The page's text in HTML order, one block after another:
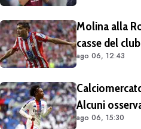
Molina alla
casse del club
ago 06, 12:43
Alcuni
match di
ago 06, 15:30